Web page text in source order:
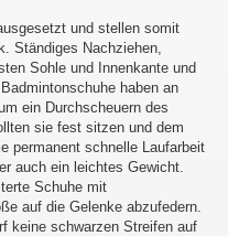
und stellen somit
Ständiges Nachziehen,
Sohle und Innenkante und
haben an
ein Durchscheuern des
sie fest sitzen und dem
permanent schnelle Laufarbeit
auch ein leichtes Gewicht.
Schuhe mit
auf die Gelenke abzufedern.
keine schwarzen Streifen auf